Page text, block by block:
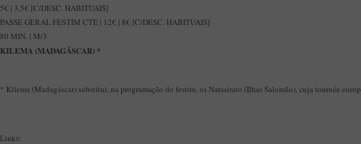
5€ | 3,5€ [C/DESC. HABITUAIS]
PASSE GERAL FESTIM CTE | 12€ | 8€ [C/DESC. HABITUAIS]
80 MIN. | M/3
KILEMA (MADAGÁSCAR) *
* Kilema (Madagáscar) substitui, na programação do festim, os Narasirato (Ilhas Salomão), cuja tournée
Links: